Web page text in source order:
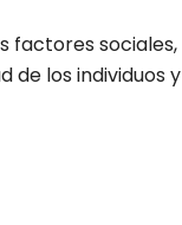
factores sociales,
de los individuos y